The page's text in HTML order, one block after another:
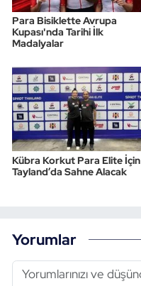
Para Bisiklette Avrupa
Kupası'nda Tarihi İlk
Madalyalar
Kübra Korkut Para Elite İçin
Tayland’da Sahne Alacak
Yorumlar